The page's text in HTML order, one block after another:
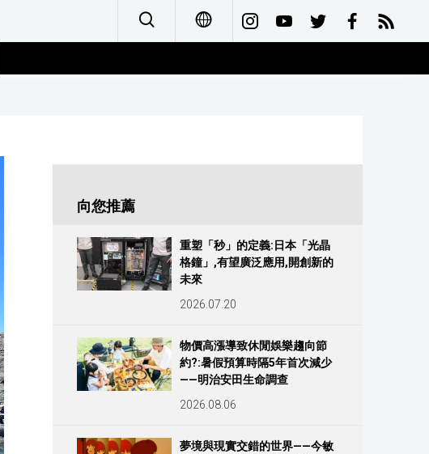
العربية
Русский
向您推薦
重塑「秒」的定義:日本「光晶
格鐘」,有望廣泛應用,開創新的
未來
2026.07.20
物價高漲導致休閒娛樂趨向節
約?:暑假預算時隔5年首次減少
——明治安田生命調查
2026.08.06
夢境與現實交錯的世界——今敏